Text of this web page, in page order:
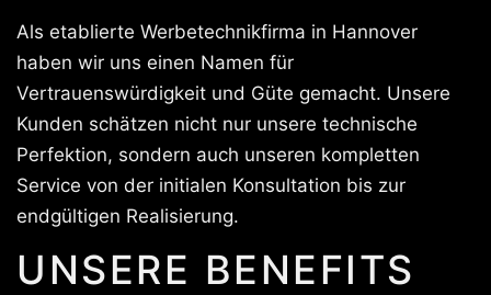
Als etablierte Werbetechnikfirma in Hannover
haben wir uns einen Namen für
Vertrauenswürdigkeit und Güte gemacht. Unsere
Kunden schätzen nicht nur unsere technische
Perfektion, sondern auch unseren kompletten
Service von der initialen Konsultation bis zur
endgültigen Realisierung.
UNSERE BENEFITS